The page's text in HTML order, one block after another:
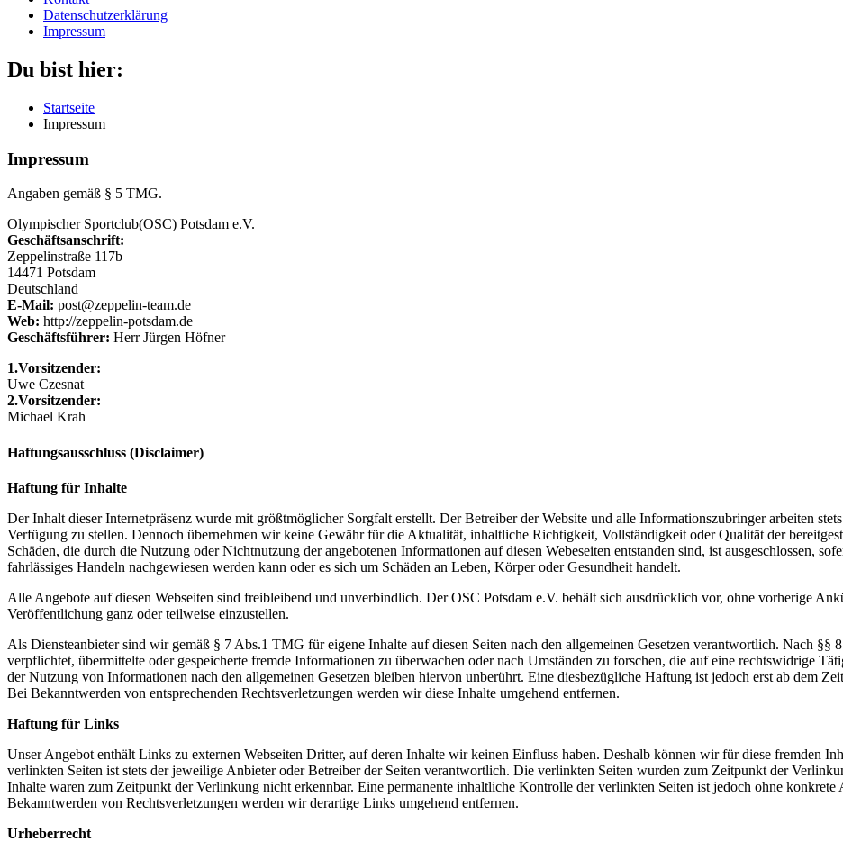
Datenschutzerklärung
Impressum
Du bist hier:
Startseite
Impressum
Impressum
Angaben gemäß § 5 TMG.
Olympischer Sportclub(OSC) Potsdam e.V.
Geschäftsanschrift:
Zeppelinstraße 117b
14471 Potsdam
Deutschland
E-Mail: post@zeppelin-team.de
Web: http://zeppelin-potsdam.de
Geschäftsführer: Herr Jürgen Höfner
1.Vorsitzender:
Uwe Czesnat
2.Vorsitzender:
Michael Krah
Haftungsausschluss (Disclaimer)
Haftung für Inhalte
Der Inhalt dieser Internetpräsenz wurde mit größtmöglicher Sorgfalt erstellt. Der Betreiber der Website und alle Informationszubringer arbeiten
Verfügung zu stellen. Dennoch übernehmen wir keine Gewähr für die Aktualität, inhaltliche Richtigkeit, Vollständigkeit oder Qualität der
Schäden, die durch die Nutzung oder Nichtnutzung der angebotenen Informationen auf diesen Webeseiten entstanden sind, ist ausgeschlossen,
fahrlässiges Handeln nachgewiesen werden kann oder es sich um Schäden an Leben, Körper oder Gesundheit handelt.
Alle Angebote auf diesen Webseiten sind freibleibend und unverbindlich. Der OSC Potsdam e.V. behält sich ausdrücklich vor, ohne vorherige
Veröffentlichung ganz oder teilweise einzustellen.
Als Diensteanbieter sind wir gemäß § 7 Abs.1 TMG für eigene Inhalte auf diesen Seiten nach den allgemeinen Gesetzen verantwortlich. Nach
verpflichtet, übermittelte oder gespeicherte fremde Informationen zu überwachen oder nach Umständen zu forschen, die auf eine rechtswidrige
der Nutzung von Informationen nach den allgemeinen Gesetzen bleiben hiervon unberührt. Eine diesbezügliche Haftung ist jedoch erst ab dem
Bei Bekanntwerden von entsprechenden Rechtsverletzungen werden wir diese Inhalte umgehend entfernen.
Haftung für Links
Unser Angebot enthält Links zu externen Webseiten Dritter, auf deren Inhalte wir keinen Einfluss haben. Deshalb können wir für diese fremden
verlinkten Seiten ist stets der jeweilige Anbieter oder Betreiber der Seiten verantwortlich. Die verlinkten Seiten wurden zum Zeitpunkt der
Inhalte waren zum Zeitpunkt der Verlinkung nicht erkennbar. Eine permanente inhaltliche Kontrolle der verlinkten Seiten ist jedoch ohne
Bekanntwerden von Rechtsverletzungen werden wir derartige Links umgehend entfernen.
Urheberrecht